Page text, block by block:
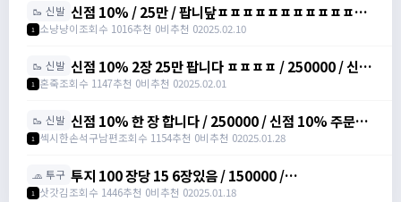
🥾 신발 신점 10% / 25만 / 팝니닾ㅍㅍㅍㅍㅍㅍㅍㅍㅍㅍㅍㅍ
/ https://open.kakao.com/o/sbuYXofh
1 소냥냥이조회수 1016추천 0비추천 02025.02.10
🥾 신발 신점 10% 2장 25만 팝니다 ㅍㅍㅍㅍ / 250000 / 신발
점프 주문서 10%, 총 2장 /
1 혼죽조회수 1147추천 0비추천 02025.02.01
🥾 신발 신점 10% 한 장 합니다 / 250000 / 신점 10% 주문서
팝니다 / https://open.kakao.com/o/srgUnZch
1 섹시한손석구남편조회수 1154추천 0비추천 02025.01.28
🧢 투구 투지 100 장당 15 6장있음 / 150000 /
https://open.kakao.com/o/szVItdbh
1 삿갓김조회수 1446추천 0비추천 02025.01.18